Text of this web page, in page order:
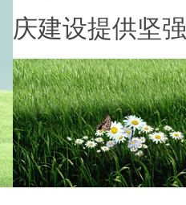
庆建设提供坚